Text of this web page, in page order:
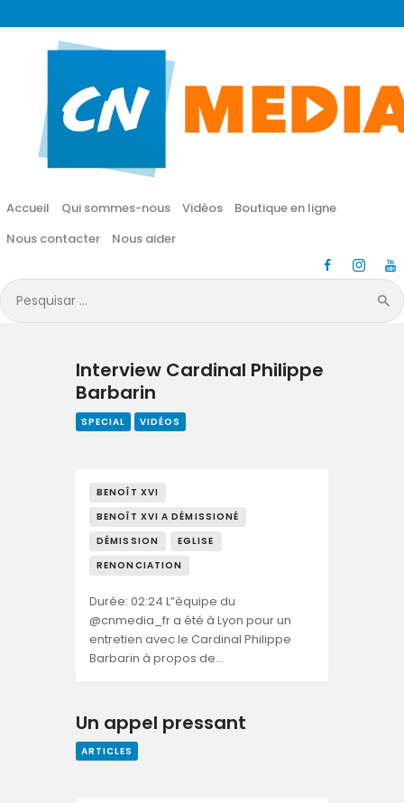
Accueil Qui sommes-nous Vidéos
Boutique en ligne
Nous contacter
Nous aider
Pesquisar
por:
CN MÉDIA
Une vie nouvelle en JESUS !
Accueil
Vidéos
Boutique en ligne
Nous aider
Interview Cardinal Philippe
Barbarin
SPECIAL VIDÉOS
BENOÎT XVI
BENOÎT XVI A DÉMISSIONÉ
DÉMISSION
EGLISE
RENONCIATION
Durée: 02:24 L”équipe du
@cnmedia_fr a été à Lyon pour un
entretien avec le Cardinal Philippe
Barbarin à propos de…
Un appel pressant
ARTICLES